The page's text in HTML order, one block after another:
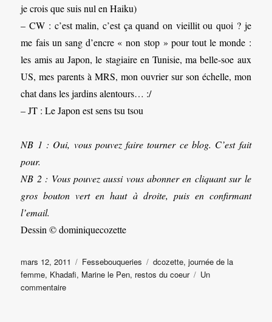
je crois que suis nul en Haiku)
– CW : c’est malin, c’est ça quand on vieillit ou quoi ? je
me fais un sang d’encre « non stop » pour tout le monde :
les amis au Japon, le stagiaire en Tunisie, ma belle-soe aux
US, mes parents à MRS, mon ouvrier sur son échelle, mon
chat dans les jardins alentours… :/
– JT : Le Japon est sens tsu tsou
NB 1 : Oui, vous pouvez faire tourner ce blog. C’est fait
pour.
NB 2 : Vous pouvez aussi vous abonner en cliquant sur le
gros bouton vert en haut à droite, puis en confirmant
l’email.
Dessin © dominiquecozette
Publié
le
mars 12, 2011 Catégories
Fessebouqueries Étiquettes
dcozette,journée de la
femme, Khadafi, Marine le Pen, restos du coeur
Un
commentairesur